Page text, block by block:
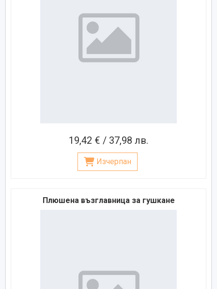
19,42 € / 37,98 лв.
Изчерпан
Плюшена възглавница за гушкане